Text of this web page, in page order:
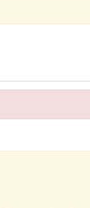
にて販売さ
にて販売さ